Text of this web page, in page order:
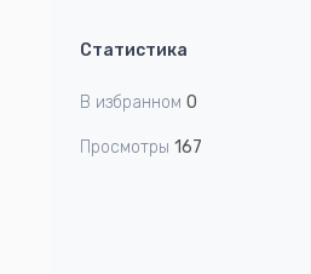
Статистика
В избранном 0
Просмотры 167